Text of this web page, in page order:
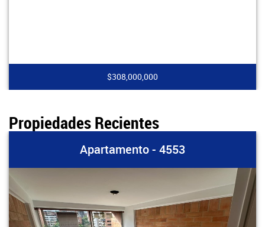
$308,000,000
Propiedades Recientes
Apartamento - 4553